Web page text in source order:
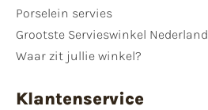
Porselein servies
Grootste Servieswinkel Nederland
Waar zit jullie winkel?
Klantenservice